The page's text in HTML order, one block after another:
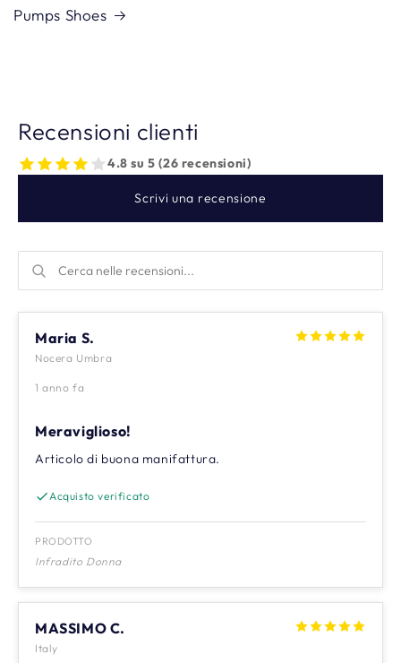
Pumps Shoes
Recensioni clienti
4.8 su 5 (26 recensioni)
Scrivi una recensione
Maria S.
Nocera Umbra
1 anno fa
Meraviglioso!
Articolo di buona manifattura.
Acquisto verificato
PRODOTTO
Infradito Donna
MASSIMO C.
Italy